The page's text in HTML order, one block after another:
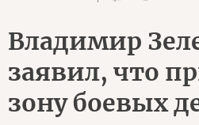
Владимир
заявил, что
зону боевых